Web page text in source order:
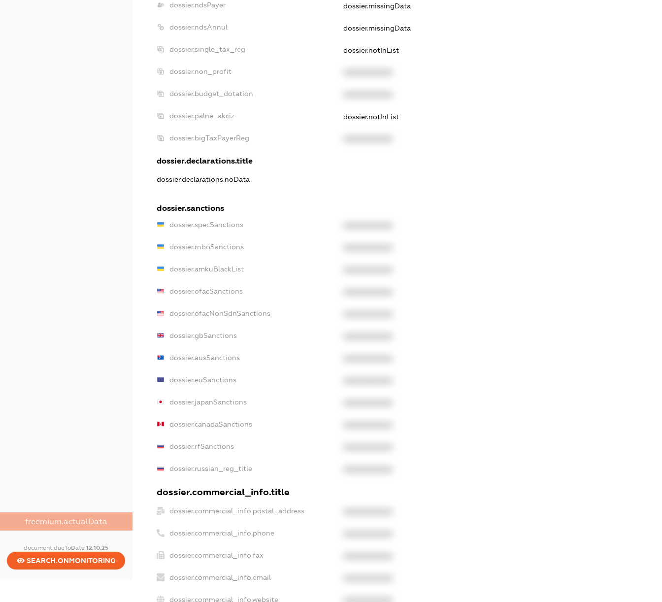
freemium.actualData
document.dueToDate12.10.25
SEARCH.ONMONITORING
dossier.ndsPayer dossier.missingData
dossier.ndsAnnul dossier.missingData
dossier.single_tax_reg dossier.notInList
dossier.non_profit
dossier.budget_dotation
dossier.palne_akciz dossier.notInList
dossier.bigTaxPayerReg
dossier.declarations.title
dossier.declarations.noData
dossier.sanctions
dossier.specSanctions
dossier.rnboSanctions
dossier.amkuBlackList
dossier.ofacSanctions
dossier.ofacNonSdnSanctions
dossier.gbSanctions
dossier.ausSanctions
dossier.euSanctions
dossier.japanSanctions
dossier.canadaSanctions
dossier.rfSanctions
dossier.russian_reg_title
dossier.commercial_info.title
dossier.commercial_info.postal_address
dossier.commercial_info.phone
dossier.commercial_info.fax
dossier.commercial_info.email
dossier.commercial_info.website